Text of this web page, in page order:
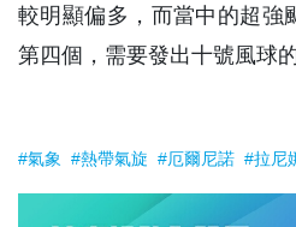
較明顯偏多，而當中的超強
第四個，需要發出十號風球
#氣象 #熱帶氣旋 #厄爾尼諾 #拉尼